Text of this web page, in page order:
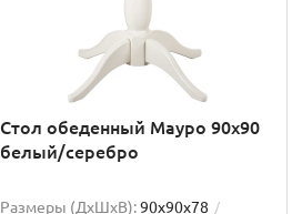
Стол обеденный Мауро 90х90
белый/серебро
Размеры (ДхШxВ):90х90х78